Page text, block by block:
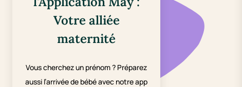
Votre alliée
maternité
Vous cherchez un prénom ? Préparez
aussi l’arrivée de bébé avec notre app